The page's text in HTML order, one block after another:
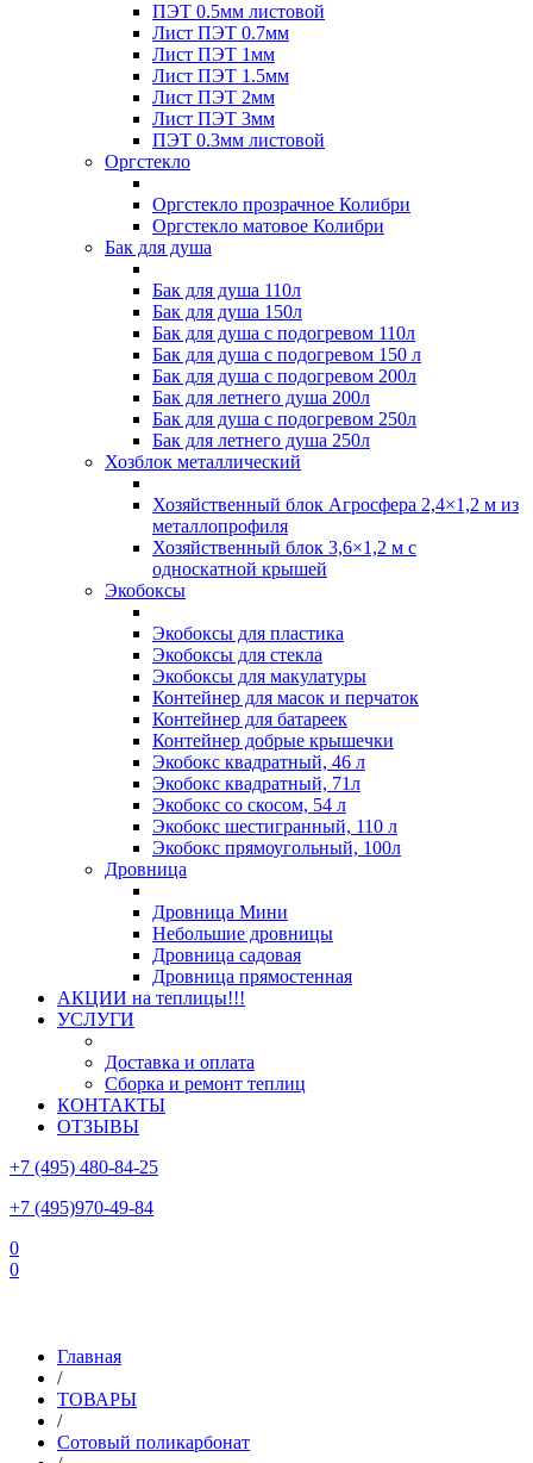
ПЭТ 0.5мм листовой
Лист ПЭТ 0.7мм
Лист ПЭТ 1мм
Лист ПЭТ 1.5мм
Лист ПЭТ 2мм
Лист ПЭТ 3мм
ПЭТ 0.3мм листовой
Оргстекло
Оргстекло прозрачное Колибри
Оргстекло матовое Колибри
Бак для душа
Бак для душа 110л
Бак для душа 150л
Бак для душа с подогревом 110л
Бак для душа с подогревом 150 л
Бак для душа с подогревом 200л
Бак для летнего душа 200л
Бак для душа с подогревом 250л
Бак для летнего душа 250л
Хозблок металлический
Хозяйственный блок Агросфера 2,4×1,2 м из
металлопрофиля
Хозяйственный блок 3,6×1,2 м с
односкатной крышей
Экобоксы
Экобоксы для пластика
Экобоксы для стекла
Экобоксы для макулатуры
Контейнер для масок и перчаток
Контейнер для батареек
Контейнер добрые крышечки
Экобокс квадратный, 46 л
Экобокс квадратный, 71л
Экобокс со скосом, 54 л
Экобокс шестигранный, 110 л
Экобокс прямоугольный, 100л
Дровница
Дровница Мини
Небольшие дровницы
Дровница садовая
Дровница прямостенная
АКЦИИ на теплицы!!!
УСЛУГИ
Доставка и оплата
Сборка и ремонт теплиц
КОНТАКТЫ
ОТЗЫВЫ
+7 (495) 480-84-25
+7 (495)970-49-84
0
0
Главная
/
ТОВАРЫ
/
Сотовый поликарбонат